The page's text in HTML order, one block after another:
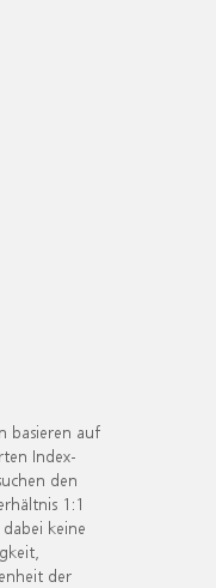
basieren auf
Index-
den
1:1
keine
der